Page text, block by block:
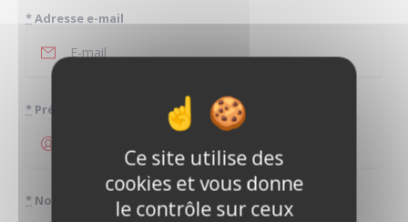
*Adresse e-mail
* Prénom
* Nom
Ce site utilise des
cookies et vous donne
le contrôle sur ceux